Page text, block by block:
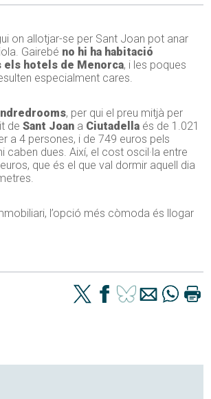
on allotjar-se per Sant Joan pot anar
Gairebé no hi ha habitació
hotels de Menorca, i les poques
especialment cares.
, per qui el preu mitjà per
deSant Joan a Ciutadella és de 1.021
a 4 persones, i de 749 euros pels
caben dues. Així, el cost oscil·la entre
que és el que val dormir aquell dia
l’opció més còmoda és llogar